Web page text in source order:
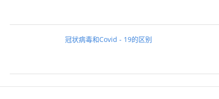
冠状病毒和Covid - 19的区别